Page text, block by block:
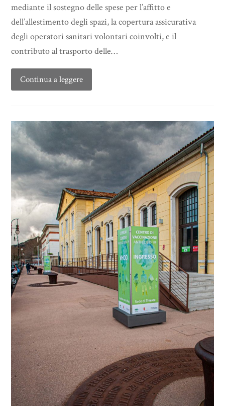
mediante il sostegno delle spese per l’affitto e
dell’allestimento degli spazi, la copertura assicurativa
degli operatori sanitari volontari coinvolti, e il
contributo al trasporto delle…
Continua a leggere